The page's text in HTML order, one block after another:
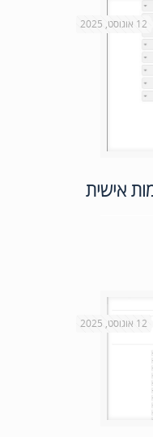
12 אוגוסט, 2025
אישית
12 אוגוסט, 2025